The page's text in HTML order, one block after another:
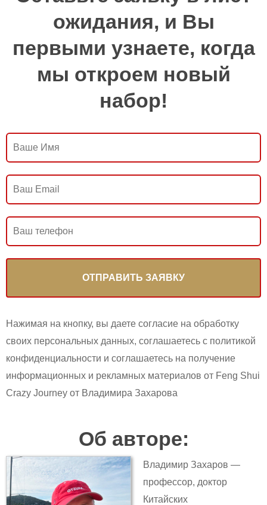
ожидания, и Вы
первыми узнаете, когда
мы откроем новый
набор!
Нажимая на кнопку, вы даете согласие на обработку
своих персональных данных, соглашаетесь с политикой
конфиденциальности и соглашаетесь на получение
информационных и рекламных материалов от Feng Shui
Crazy Journey от Владимира Захарова
Об авторе:
Владимир Захаров —
профессор, доктор
Китайских